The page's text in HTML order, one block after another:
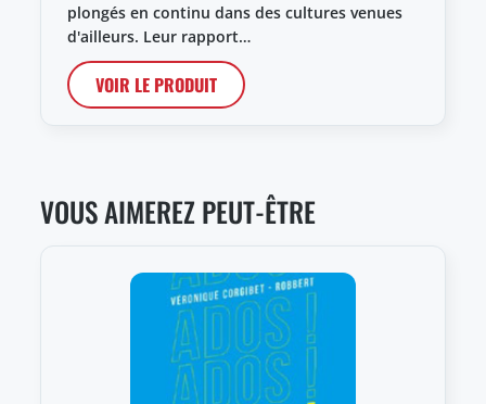
plongés en continu dans des cultures venues
d'ailleurs. Leur rapport…
VOIR LE PRODUIT
VOUS AIMEREZ PEUT-ÊTRE